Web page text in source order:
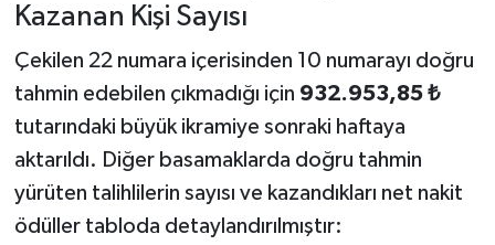
Kazanan Kişi Sayısı
Çekilen 22 numara içerisinden 10 numarayı doğru
tahmin edebilen çıkmadığı için 932.953,85 ₺
tutarındaki büyük ikramiye sonraki haftaya
aktarıldı. Diğer basamaklarda doğru tahmin
yürüten talihlilerin sayısı ve kazandıkları net nakit
ödüller tabloda detaylandırılmıştır: